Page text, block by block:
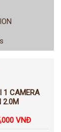
1 CAMERA
2.0M
VNĐ